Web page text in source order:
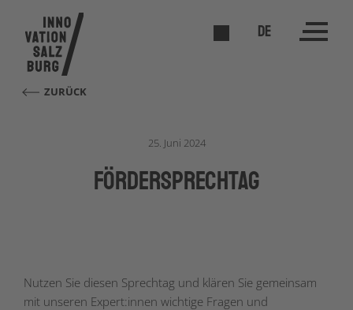
DE
ZURÜCK
25. Juni 2024
förderSPRECHTAG
Nutzen Sie diesen Sprechtag und klären Sie gemeinsam
mit unseren Expert:innen wichtige Fragen und